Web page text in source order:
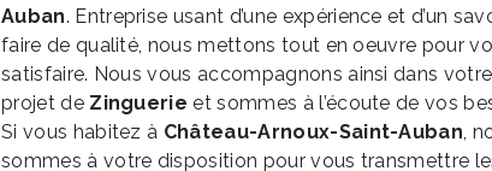
Auban. Entreprise usant d’une expérience et d’un
faire de qualité, nous mettons tout en oeuvre pour
satisfaire. Nous vous accompagnons ainsi dans votre
projet de Zinguerie et sommes à l’écoute de vos
Si vous habitez à Château-Arnoux-Saint-Auban,
sommes à votre disposition pour vous transmettre